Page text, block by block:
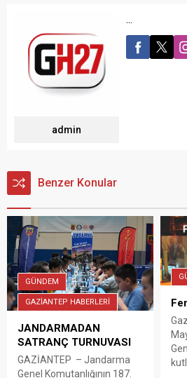
admin
...
Benzer Konular
GÜNDEM
GAZİANTEP HABERLERİ
JANDARMADAN
SATRANÇ TURNUVASI
GAZİANTEP – Jandarma
Genel Komutanlığının 187.